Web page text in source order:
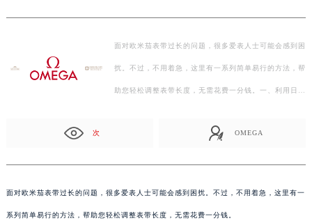
面对欧米茄表带过长的问题，很多爱表人士可能会感到困
扰。不过，不用着急，这里有一系列简单易行的方法，帮
助您轻松调整表带长度，无需花费一分钱。一、利用日常
次 OMEGA
面对欧米茄表带过长的问题，很多爱表人士可能会感到困扰。不过，不用着急，这里有一
系列简单易行的方法，帮助您轻松调整表带长度，无需花费一分钱。